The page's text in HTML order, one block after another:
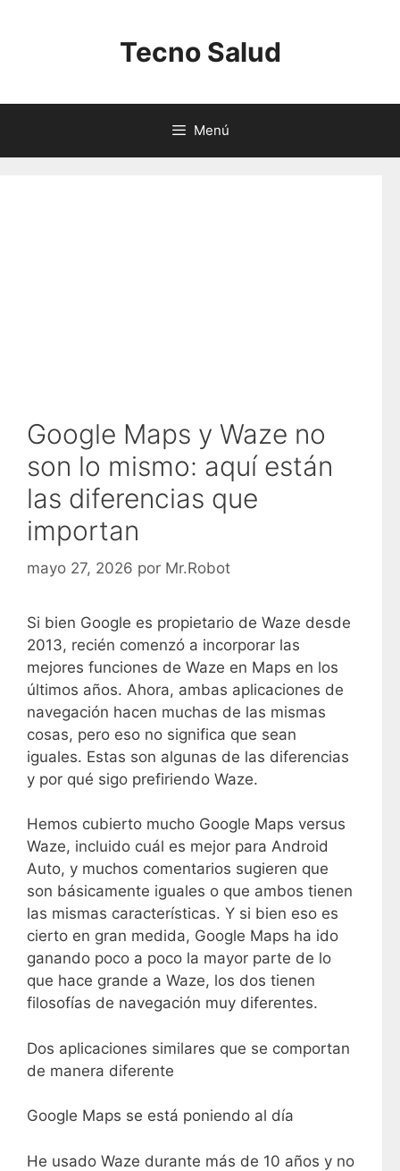
Tecno Salud
Menú
Google Maps y Waze no
son lo mismo: aquí están
las diferencias que
importan
mayo 27, 2026 por Mr.Robot
Si bien Google es propietario de Waze desde
2013, recién comenzó a incorporar las
mejores funciones de Waze en Maps en los
últimos años. Ahora, ambas aplicaciones de
navegación hacen muchas de las mismas
cosas, pero eso no significa que sean
iguales. Estas son algunas de las diferencias
y por qué sigo prefiriendo Waze.
Hemos cubierto mucho Google Maps versus
Waze, incluido cuál es mejor para Android
Auto, y muchos comentarios sugieren que
son básicamente iguales o que ambos tienen
las mismas características. Y si bien eso es
cierto en gran medida, Google Maps ha ido
ganando poco a poco la mayor parte de lo
que hace grande a Waze, los dos tienen
filosofías de navegación muy diferentes.
Dos aplicaciones similares que se comportan
de manera diferente
Google Maps se está poniendo al día
He usado Waze durante más de 10 años y no